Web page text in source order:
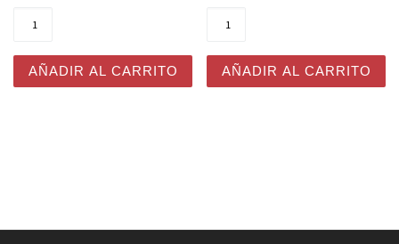
AÑADIR AL CARRITO AÑADIR AL CARRITO